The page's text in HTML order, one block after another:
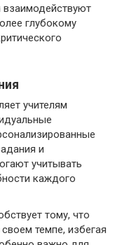
глубокому
учителям
и
учитывать
каждого
тому, что
темпе, избегая